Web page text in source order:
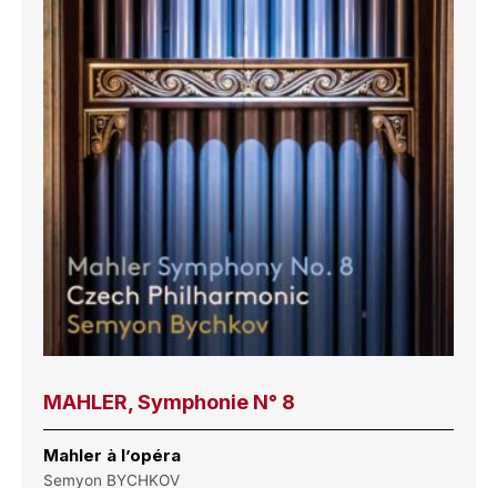
MAHLER, Symphonie N° 8
Mahler à l’opéra
Semyon BYCHKOV